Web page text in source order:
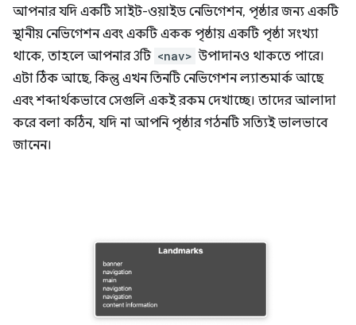
আপনার যদি একটি সাইট-ওয়াইড নেভিগেশন, পৃষ্ঠার জন্য একটি
স্থানীয় নেভিগেশন এবং একটি একক পৃষ্ঠায় একটি পৃষ্ঠা সংখ্যা
থাকে, তাহলে আপনার 3টি <nav> উপাদানও থাকতে পারে।
এটা ঠিক আছে, কিন্তু এখন তিনটি নেভিগেশন ল্যান্ডমার্ক আছে
এবং শব্দার্থকভাবে সেগুলি একই রকম দেখাচ্ছে। তাদের আলাদা
করে বলা কঠিন, যদি না আপনি পৃষ্ঠার গঠনটি সত্যিই ভালভাবে
জানেন।